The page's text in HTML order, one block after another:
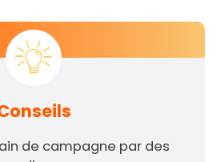
de campagne par des